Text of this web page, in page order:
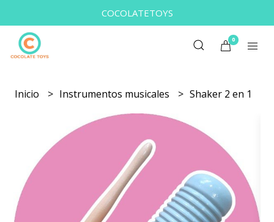
COCOLATETOYS
0
Inicio Instrumentos musicales Shaker 2 en 1